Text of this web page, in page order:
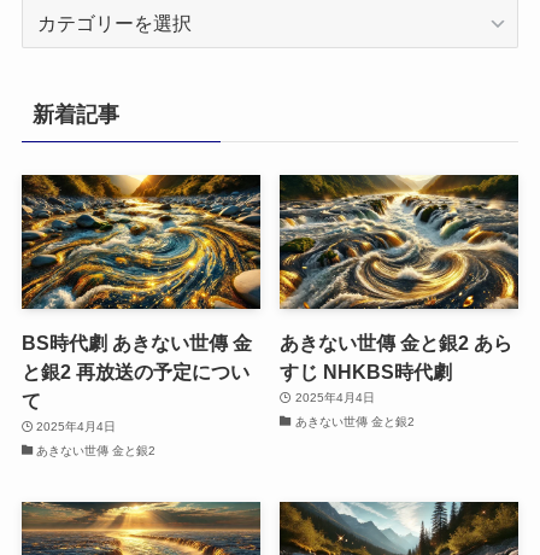
リ
ー
新着記事
BS時代劇 あきない世傳 金
と銀2 再放送の予定につい
て
2025年4月4日
あきない世傳 金と銀2
あきない世傳 金と銀2 あら
すじ NHKBS時代劇
2025年4月4日
あきない世傳 金と銀2